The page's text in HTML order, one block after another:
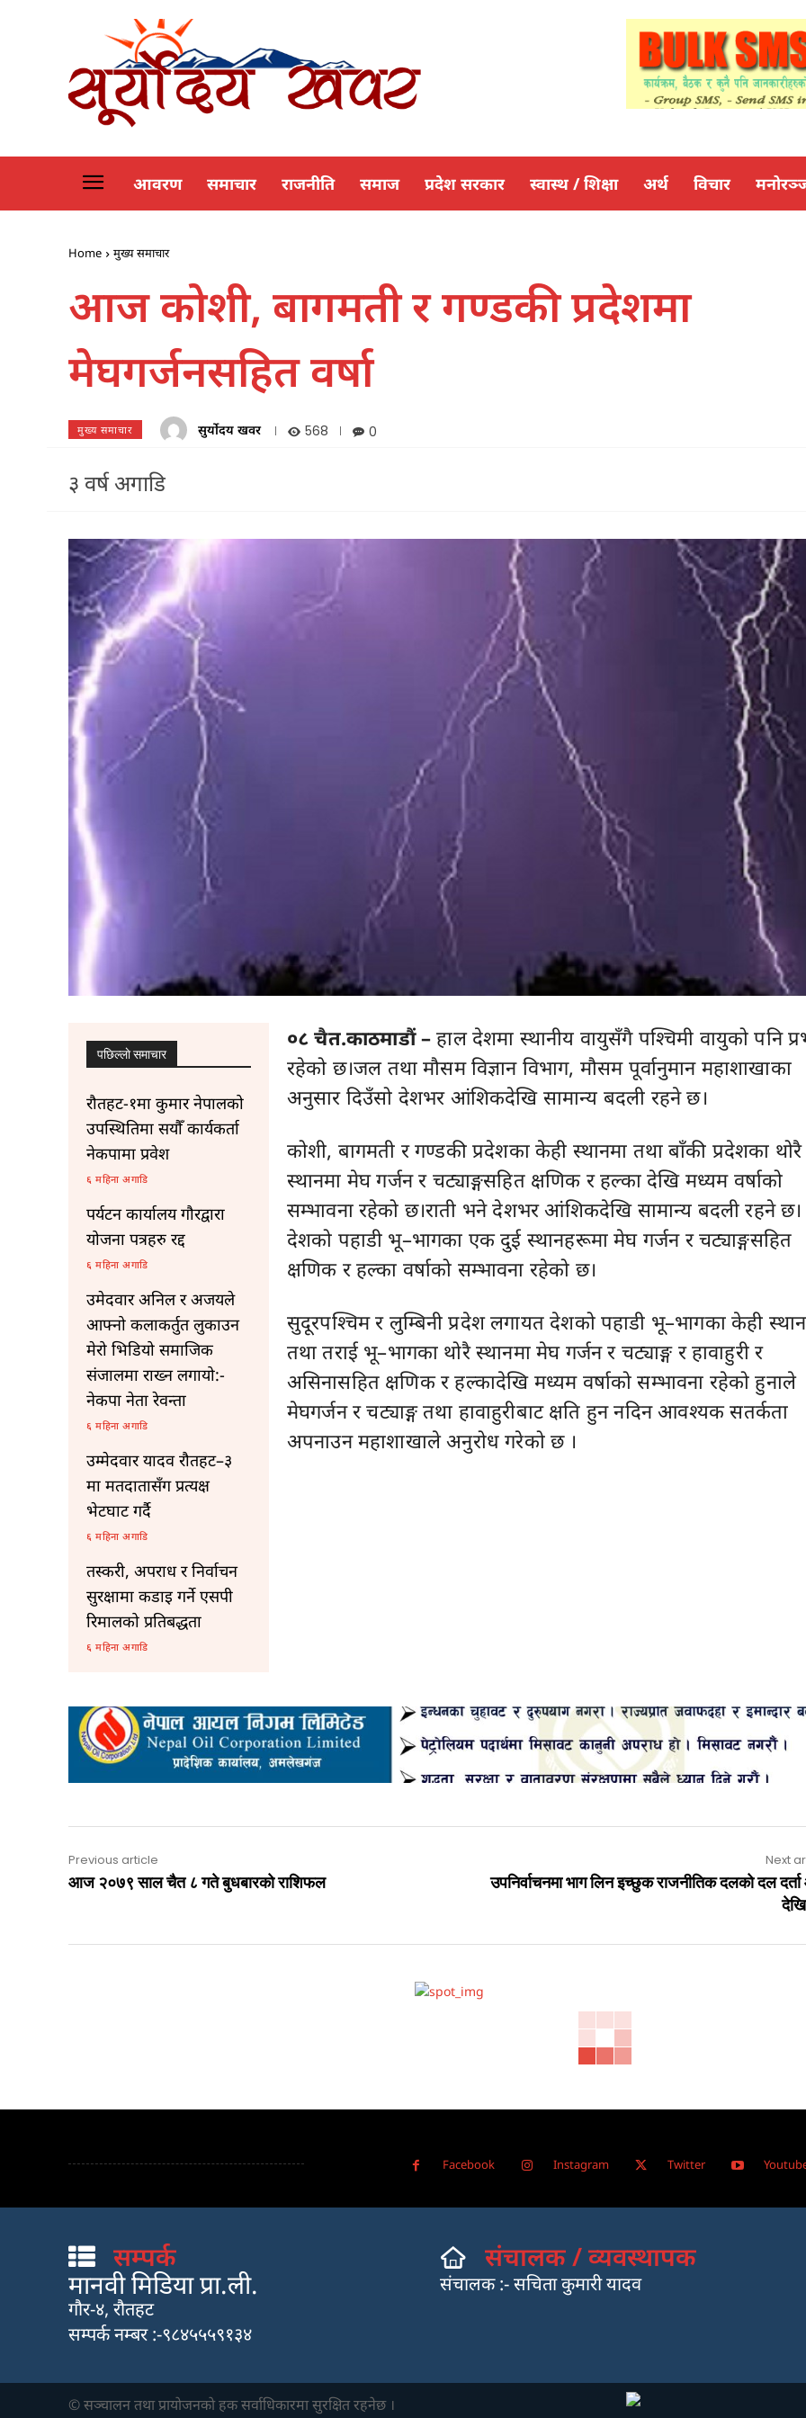
आवरण समाचार राजनीति समाज प्रदेश सरकार स्वास्थ / शिक्षा अर्थ विचार
Home मुख्य समाचार
आज कोशी, बागमती र गण्डकी प्रदेशमा
मेघगर्जनसहित वर्षा
मुख्य समाचार सुर्योदय खवर 568 0
३ वर्ष अगाडि
पछिल्लाे समाचार
रौतहट-१मा कुमार नेपालको
उपस्थितिमा सयौँ कार्यकर्ता
नेकपामा प्रवेश
६ महिना अगाडि
पर्यटन कार्यालय गौरद्वारा
योजना पत्रहरु रद्द
६ महिना अगाडि
उमेदवार अनिल र अजयले
आफ्नो कलाकर्तुत लुकाउन
मेरो भिडियो समाजिक
संजालमा राख्न लगायो:-
नेकपा नेता रेवन्ता
६ महिना अगाडि
उम्मेदवार यादव रौतहट–३
मा मतदातासँग प्रत्यक्ष
भेटघाट गर्दै
६ महिना अगाडि
तस्करी, अपराध र निर्वाचन
सुरक्षामा कडाइ गर्ने एसपी
रिमालको प्रतिबद्धता
६ महिना अगाडि
०८ चैत.काठमाडौं – हाल देशमा स्थानीय वायुसँगै पश्चिमी वायुको पनि
रहेको छ।जल तथा मौसम विज्ञान विभाग, मौसम पूर्वानुमान महाशाखाका
अनुसार दिउँसो देशभर आंशिकदेखि सामान्य बदली रहने छ।
कोशी, बागमती र गण्डकी प्रदेशका केही स्थानमा तथा बाँकी प्रदेशका थोरै
स्थानमा मेघ गर्जन र चट्याङ्गसहित क्षणिक र हल्का देखि मध्यम वर्षाको
सम्भावना रहेको छ।राती भने देशभर आंशिकदेखि सामान्य बदली रहने छ।
देशको पहाडी भू–भागका एक दुई स्थानहरूमा मेघ गर्जन र चट्याङ्गसहित
क्षणिक र हल्का वर्षाको सम्भावना रहेको छ।
सुदूरपश्चिम र लुम्बिनी प्रदेश लगायत देशको पहाडी भू–भागका केही
तथा तराई भू–भागका थोरै स्थानमा मेघ गर्जन र चट्याङ्ग र हावाहुरी र
असिनासहित क्षणिक र हल्कादेखि मध्यम वर्षाको सम्भावना रहेको हुनाले
मेघगर्जन र चट्याङ्ग तथा हावाहुरीबाट क्षति हुन नदिन आवश्यक सतर्कता
अपनाउन महाशाखाले अनुरोध गरेको छ ।
Previous article
आज २०७९ साल चैत ८ गते बुधबारको राशिफल
Next
उपनिर्वाचनमा भाग लिन इच्छुक राजनीतिक दलको दल
Facebook Instagram Twitter
सम्पर्क
मानवी मिडिया प्रा.ली.
गौर-४, रौतहट
सम्पर्क नम्बर :-९८४५५५९१३४
संचालक / व्यवस्थापक
संचालक :- सचिता कुमारी यादव
© सञ्चालन तथा प्रायाेजनकाे हक सर्वाधिकारमा सुरक्षित रहनेछ ।